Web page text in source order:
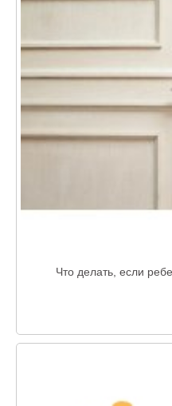
Что делать, если